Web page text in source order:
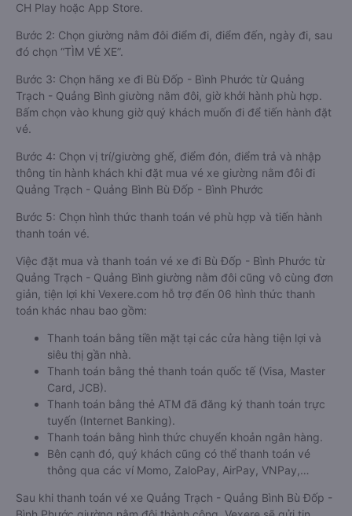
CH Play hoặc App Store.
Bước 2: Chọn giường nằm đôi điểm đi, điểm đến, ngày đi, sau
đó chọn “TÌM VÉ XE”.
Bước 3: Chọn hãng xe đi Bù Đốp - Bình Phước từ Quảng
Trạch - Quảng Bình giường nằm đôi, giờ khởi hành phù hợp.
Bấm chọn vào khung giờ quý khách muốn đi để tiến hành đặt
vé.
Bước 4: Chọn vị trí/giường ghế, điểm đón, điểm trả và nhập
thông tin hành khách khi đặt mua vé xe giường nằm đôi đi
Quảng Trạch - Quảng Bình Bù Đốp - Bình Phước
Bước 5: Chọn hình thức thanh toán vé phù hợp và tiến hành
thanh toán vé.
Việc đặt mua và thanh toán vé xe đi Bù Đốp - Bình Phước từ
Quảng Trạch - Quảng Bình giường nằm đôi cũng vô cùng đơn
giản, tiện lợi khi Vexere.com hỗ trợ đến 06 hình thức thanh
toán khác nhau bao gồm:
Thanh toán bằng tiền mặt tại các cửa hàng tiện lợi và
siêu thị gần nhà.
Thanh toán bằng thẻ thanh toán quốc tế (Visa, Master
Card, JCB).
Thanh toán bằng thẻ ATM đã đăng ký thanh toán trực
tuyến (Internet Banking).
Thanh toán bằng hình thức chuyển khoản ngân hàng.
Bên cạnh đó, quý khách cũng có thể thanh toán vé
thông qua các ví Momo, ZaloPay, AirPay, VNPay,…
Sau khi thanh toán vé xe Quảng Trạch - Quảng Bình Bù Đốp -